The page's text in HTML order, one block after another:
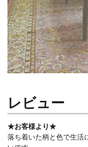
レビュー
★お客様より★
落ち着いた柄と色で生活